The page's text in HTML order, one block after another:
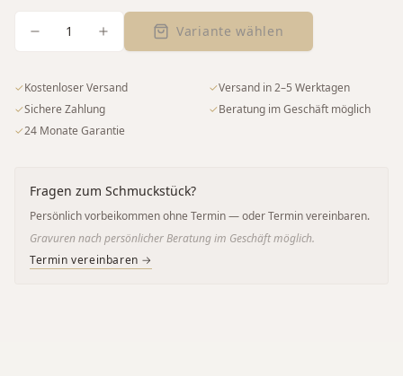
1 Variante wählen
✓Kostenloser Versand ✓Versand in 2–5 Werktagen
✓Sichere Zahlung ✓Beratung im Geschäft möglich
✓24 Monate Garantie
Fragen zum Schmuckstück?
Persönlich vorbeikommen ohne Termin — oder Termin vereinbaren.
Gravuren nach persönlicher Beratung im Geschäft möglich.
Termin vereinbaren →